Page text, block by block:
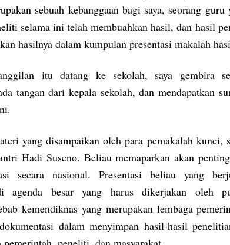
sebuah kebanggaan bagi saya, seorang
selama ini telah membuahkan hasil, dan hasil
hasilnya dalam kumpulan presentasi makalah
itu datang ke sekolah, saya gembira
tangan dari kepala sekolah, dan mendapatkan
yang disampaikan oleh para pemakalah kunci,
Hadi Suseno. Beliau memaparkan akan
secara nasional. Presentasi beliau yang
agenda besar yang harus dikerjakan oleh
kemendiknas yang merupakan lembaga
dalam menyimpan hasil-hasil